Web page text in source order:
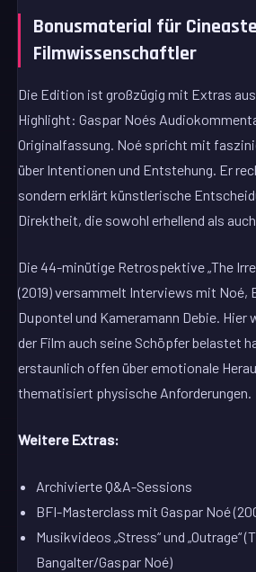
Bonusmaterial für
Filmwissenschaftler
Die Edition ist großzügig mit Extras
Highlight: Gaspar Noés
Originalfassung. Noé spricht mit
über Intentionen und Entstehung. Er
sondern erklärt künstlerische
Direktheit, die sowohl erhellend als
Die 44-minütige Retrospektive „The
(2019) versammelt Interviews mit Noé,
Dupontel und Kameramann Debie. Hier
der Film auch seine Schöpfer belastet
erstaunlich offen über emotionale
thematisiert physische Anforderungen.
Weitere Extras:
Archivierte Q&A-Sessions
BFI-Masterclass mit Gaspar Noé
Musikvideos „Stress“ und „Outrage“
Bangalter/Gaspar Noé)